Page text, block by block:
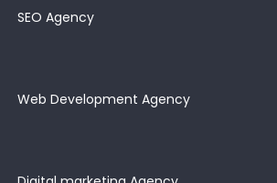
SEO Agency
Web Development Agency